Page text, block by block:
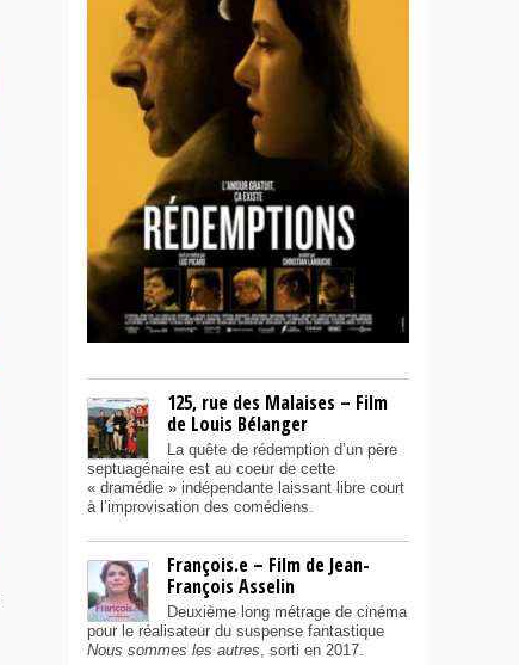
125, rue des Malaises – Film
de Louis Bélanger
La quête de rédemption d’un père
septuagénaire est au coeur de cette
« dramédie » indépendante laissant libre court
à l’improvisation des comédiens.
François.e – Film de Jean-
François Asselin
Deuxième long métrage de cinéma
pour le réalisateur du suspense fantastique
Nous sommes les autres, sorti en 2017.